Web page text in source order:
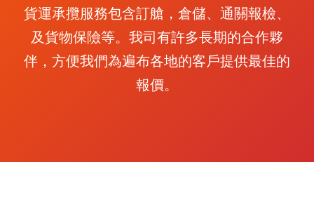
貨運承攬服務包含訂艙，倉儲、通關報檢、
及貨物保險等。我司有許多長期的合作夥
伴，方便我們為遍布各地的客戶提供最佳的
報價。